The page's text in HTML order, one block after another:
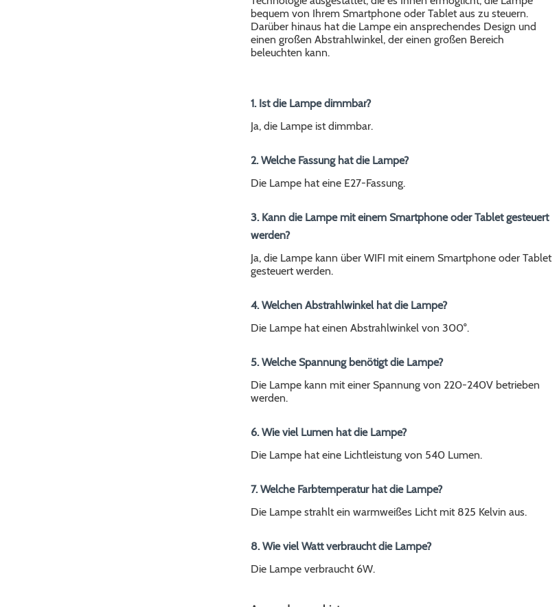
bequem von Ihrem Smartphone oder Tablet aus zu steuern.
Darüber hinaus hat die Lampe ein ansprechendes Design und
einen großen Abstrahlwinkel, der einen großen Bereich
beleuchten kann.
1. Ist die Lampe dimmbar?
Ja, die Lampe ist dimmbar.
2. Welche Fassung hat die Lampe?
Die Lampe hat eine E27-Fassung.
3. Kann die Lampe mit einem Smartphone oder Tablet gesteuert
werden?
Ja, die Lampe kann über WIFI mit einem Smartphone oder Tablet
gesteuert werden.
4. Welchen Abstrahlwinkel hat die Lampe?
Die Lampe hat einen Abstrahlwinkel von 300°.
5. Welche Spannung benötigt die Lampe?
Die Lampe kann mit einer Spannung von 220-240V betrieben
werden.
6. Wie viel Lumen hat die Lampe?
Die Lampe hat eine Lichtleistung von 540 Lumen.
7. Welche Farbtemperatur hat die Lampe?
Die Lampe strahlt ein warmweißes Licht mit 825 Kelvin aus.
8. Wie viel Watt verbraucht die Lampe?
Die Lampe verbraucht 6W.